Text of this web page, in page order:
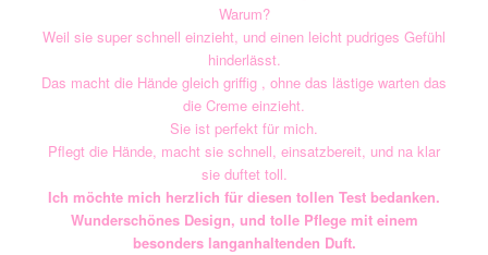
Warum?
Weil sie super schnell einzieht, und einen leicht pudriges Gefühl
hinderlässt.
Das macht die Hände gleich griffig , ohne das lästige warten das
die Creme einzieht.
Sie ist perfekt für mich.
Pflegt die Hände, macht sie schnell, einsatzbereit, und na klar
sie duftet toll.
Ich möchte mich herzlich für diesen tollen Test bedanken.
Wunderschönes Design, und tolle Pflege mit einem
besonders langanhaltenden Duft.